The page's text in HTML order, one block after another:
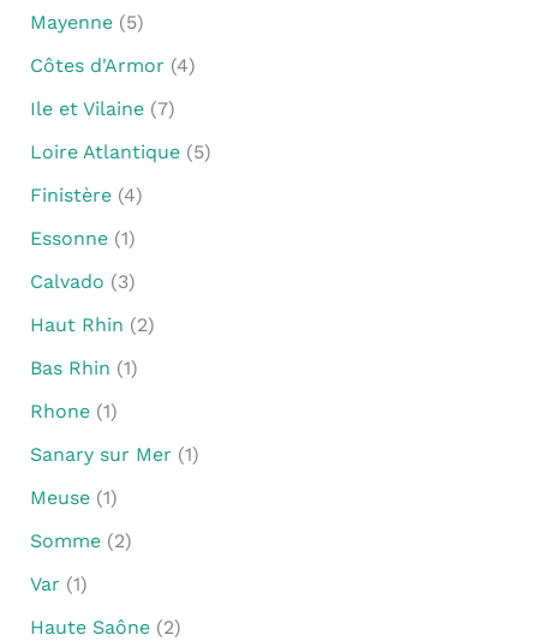
Mayenne(5)
Côtes d'Armor (4)
Ile et Vilaine(7)
Loire Atlantique(5)
Finistère(4)
Essonne(1)
Calvado (3)
Haut Rhin (2)
Bas Rhin (1)
Rhone(1)
Sanary sur Mer (1)
Meuse(1)
Somme(2)
Var (1)
Haute Saône(2)